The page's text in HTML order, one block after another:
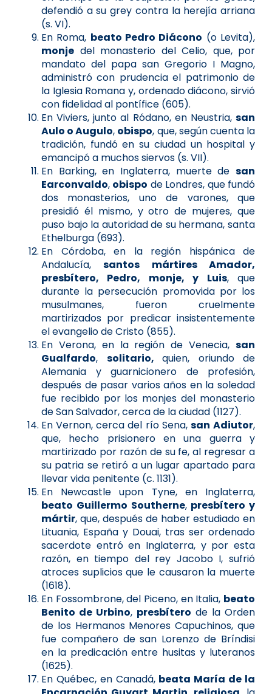
defendió a su grey contra la herejía arriana
(s. VI).
En Roma, beato Pedro Diácono (o Levita),
monje del monasterio del Celio, que, por
mandato del papa san Gregorio I Magno,
administró con prudencia el patrimonio de
la Iglesia Romana y, ordenado diácono, sirvió
con fidelidad al pontífice (605).
En Viviers, junto al Ródano, en Neustria, san
Aulo o Augulo, obispo, que, según cuenta la
tradición, fundó en su ciudad un hospital y
emancipó a muchos siervos (s. VII).
En Barking, en Inglaterra, muerte de san
Earconvaldo, obispo de Londres, que fundó
dos monasterios, uno de varones, que
presidió él mismo, y otro de mujeres, que
puso bajo la autoridad de su hermana, santa
Ethelburga (693).
En Córdoba, en la región hispánica de
Andalucía,santos mártires Amador,
presbítero, Pedro, monje, y Luis, que
durante la persecución promovida por los
musulmanes, fueron cruelmente
martirizados por predicar insistentemente
el evangelio de Cristo (855).
En Verona, en la región de Venecia, san
Gualfardo, solitario, quien, oriundo de
Alemania y guarnicionero de profesión,
después de pasar varios años en la soledad
fue recibido por los monjes del monasterio
de San Salvador, cerca de la ciudad (1127).
En Vernon, cerca del río Sena, san Adiutor,
que, hecho prisionero en una guerra y
martirizado por razón de su fe, al regresar a
su patria se retiró a un lugar apartado para
llevar vida penitente (c. 1131).
En Newcastle upon Tyne, en Inglaterra,
beato Guillermo Southerne, presbítero y
mártir, que, después de haber estudiado en
Lituania, España y Douai, tras ser ordenado
sacerdote entró en Inglaterra, y por esta
razón, en tiempo del rey Jacobo I, sufrió
atroces suplicios que le causaron la muerte
(1618).
En Fossombrone, del Piceno, en Italia, beato
Benito de Urbino, presbítero de la Orden
de los Hermanos Menores Capuchinos, que
fue compañero de san Lorenzo de Bríndisi
en la predicación entre husitas y luteranos
(1625).
En Québec, en Canadá, beata María de la